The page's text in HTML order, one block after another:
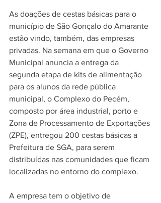
As doações de cestas básicas para o
município de São Gonçalo do Amarante
estão vindo, também, das empresas
privadas. Na semana em que o Governo
Municipal anuncia a entrega da
segunda etapa de kits de alimentação
para os alunos da rede pública
municipal, o Complexo do Pecém,
composto por área industrial, porto e
Zona de Processamento de Exportações
(ZPE), entregou 200 cestas básicas a
Prefeitura de SGA, para serem
distribuídas nas comunidades que ficam
localizadas no entorno do complexo.
A empresa tem o objetivo de